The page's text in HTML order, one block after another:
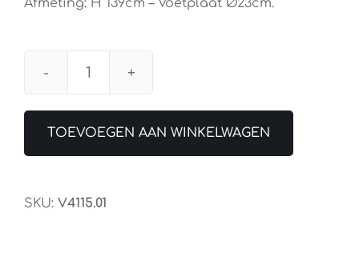
Afmeting: H 139cm – Voetplaat Ø23cm.
Leeslamp
Zwart
TOEVOEGEN AAN WINKELWAGEN
SKU: V4115.01